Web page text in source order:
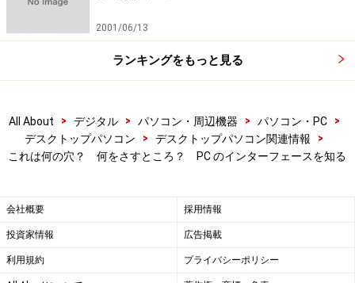
2001/06/13
ランキングをもっと見る
All About > デジタル > パソコン・周辺機器 > パソコン・PC
>
デスクトップパソコン
> デスクトップパソコン関連情報
>
これは何の穴？ 何をさすところ？ PC のインターフェースを知る
会社概要 採用情報
投資家情報 広告掲載
利用規約 プライバシーポリシー